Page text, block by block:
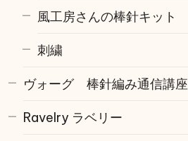
風工房さんの棒針キット
刺繍
ヴォーグ 棒針編み通信講座
Ravelry ラベリー